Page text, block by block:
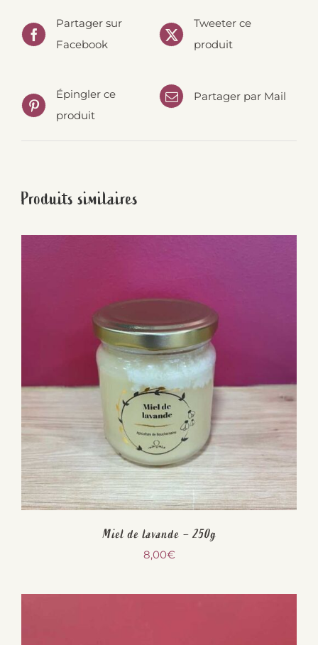
Partager sur
Facebook
Tweeter ce
produit
Épingler ce
produit
Partager par Mail
Produits similaires
Miel de lavande – 250g
8,00€